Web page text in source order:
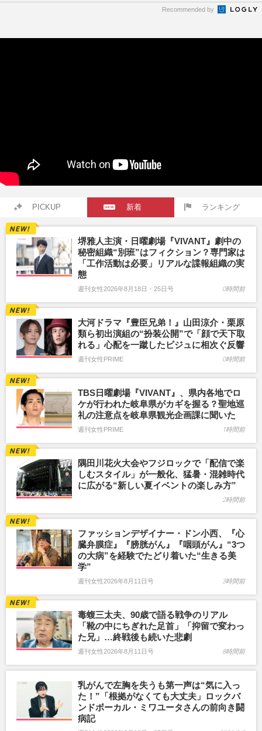
Recommended by
PICKUP 新着 ランキング
堺雅人主演・日曜劇場『VIVANT』劇中の
秘密組織“別班”はフィクション？専門家は
「工作活動は必要」リアルな諜報組織の実
態
週刊女性2026年8月18日・25日号 0時間前
大河ドラマ『豊臣兄弟！』山田涼介・栗原
類ら初出演組の“扮装公開”で「顔で天下取
れる」心配を一蹴したビジュに相次ぐ反響
週刊女性PRIME 0時間前
TBS日曜劇場『VIVANT』、県内各地でロ
ケが行われた岐阜県がカギを握る？聖地巡
礼の注意点を岐阜県観光企画課に聞いた
週刊女性PRIME 1時間前
隅田川花火大会やフジロックで「配信で楽
しむスタイル」が一般化、猛暑・混雑時代
に広がる“新しい夏イベントの楽しみ方”
2時間前
ファッションデザイナー・ドン小西、『心
臓弁膜症』『膀胱がん』『咽頭がん』“3つ
の大病”を経験でたどり着いた“生きる美
学”
週刊女性2026年8月11日号 3時間前
毒蝮三太夫、90歳で語る戦争のリアル
「靴の中にちぎれた足首」「抑留で変わっ
た兄」…終戦後も続いた悲劇
週刊女性2026年8月11日号 8時間前
乳がんで左胸を失うも第一声は“気に入っ
た！”「根拠がなくても大丈夫」ロックバ
ンドボーカル・ミワユータさんの前向き闘
病記